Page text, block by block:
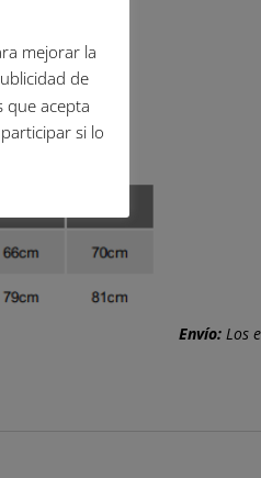
Envío: Los
mejorar la
de
que acepta
si lo